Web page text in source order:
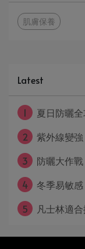
肌膚保養
Latest
1
夏日防曬
2
紫外線變
3
防曬大作
4
冬季易敏
5
凡士林適